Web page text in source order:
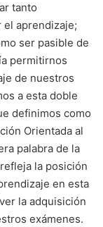
tanto
el aprendizaje;
ser pasible de
permitirnos
de nuestros
a esta doble
definimos como
Orientada al
palabra de la
la posición
en esta
la adquisición
exámenes.